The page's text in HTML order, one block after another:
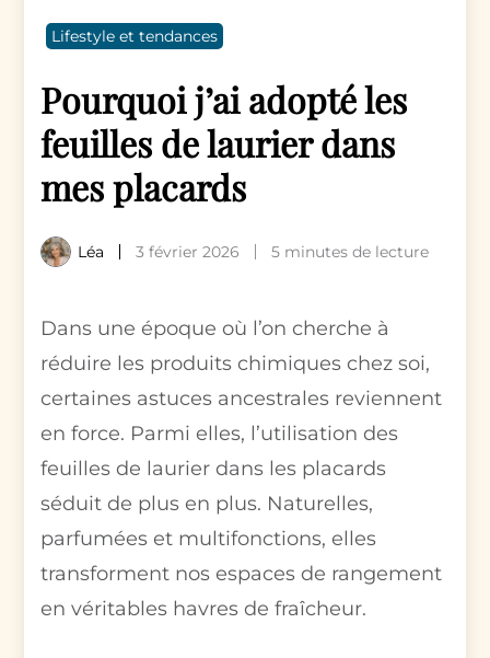
Lifestyle et tendances
Pourquoi j’ai adopté les
feuilles de laurier dans
mes placards
Léa 3 février 2026 5 minutes de lecture
Dans une époque où l’on cherche à
réduire les produits chimiques chez soi,
certaines astuces ancestrales reviennent
en force. Parmi elles, l’utilisation des
feuilles de laurier dans les placards
séduit de plus en plus. Naturelles,
parfumées et multifonctions, elles
transforment nos espaces de rangement
en véritables havres de fraîcheur.